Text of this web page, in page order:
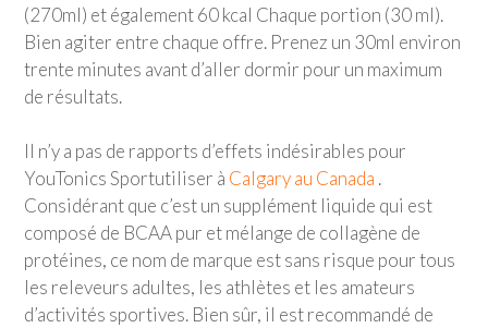
(270ml) et également 60 kcal Chaque portion (30 ml).
Bien agiter entre chaque offre. Prenez un 30ml environ
trente minutes avant d’aller dormir pour un maximum
de résultats.
Il n’y a pas de rapports d’effets indésirables pour
YouTonics Sportutiliser à Calgary au Canada .
Considérant que c’est un supplément liquide qui est
composé de BCAA pur et mélange de collagène de
protéines, ce nom de marque est sans risque pour tous
les releveurs adultes, les athlètes et les amateurs
d’activités sportives. Bien sûr, il est recommandé de